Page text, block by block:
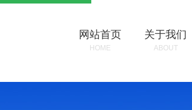
网站首页
HOME
关于我们
ABOUT